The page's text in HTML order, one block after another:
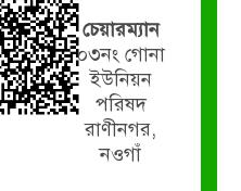
চেয়ারম্যান
০৩নং গোনা
ইউনিয়ন
পরিষদ
রাণীনগর,
নওগাঁ